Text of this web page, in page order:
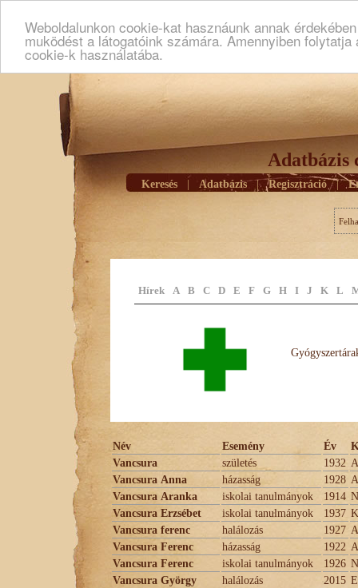
Weboldalunkon cookie-kat hasznáunk annak
muködést a látogatóink számára. Amennyiben
cookie-k használatába.
Adatbázis
Keresés Adatbázis | Regisztráció |
Hírek A B C D E F G H I J K L
Név Esemény Év
Vancsura
születés 1932
Vancsura Anna
házasság 1928
Vancsura Aranka
iskolai tanulmányok 1914
Vancsura Erzsébet
iskolai tanulmányok 1937
Vancsura ferenc
halálozás 1927
Vancsura Ferenc
házasság 1922
Vancsura Ferenc
iskolai tanulmányok 1926
Vancsura György
halálozás 2015